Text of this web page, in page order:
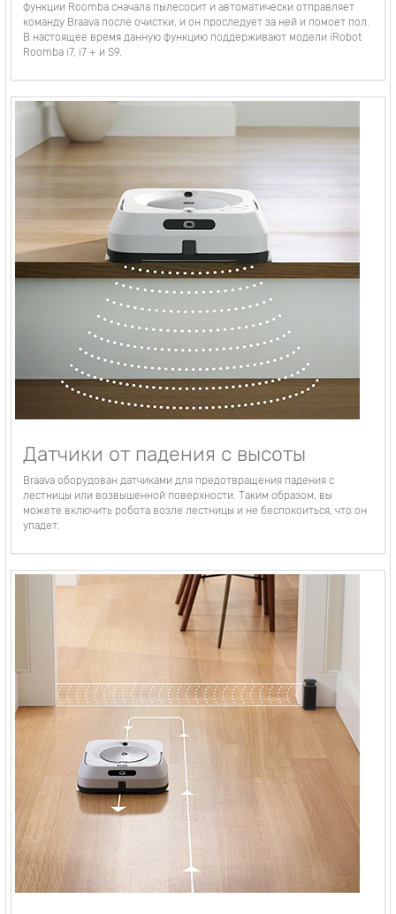
функции Roomba сначала пылесосит и автоматически отправляет
команду Braava после очистки, и он проследует за ней и помоет пол.
В настоящее время данную функцию поддерживают модели iRobot
Roomba i7, i7 + и S9.
Датчики от падения с высоты
Braava оборудован датчиками для предотвращения падения с
лестницы или возвышенной поверхности. Таким образом, вы
можете включить робота возле лестницы и не беспокоиться, что он
упадет.